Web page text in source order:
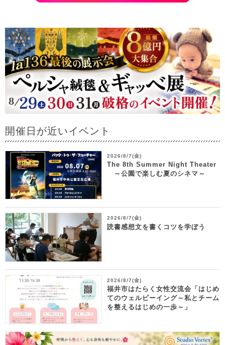
開催日が近いイベント
2026/8/7(金)
The 8th Summer Night Theater
～公園で楽しむ夏のシネマ～
2026/8/7(金)
読書感想文を書くコツを学ぼう
2026/8/7(金)
福井市はたらく女性交流会「はじめ
てのウェルビーイング～私とチーム
を整えるはじめの一歩～」